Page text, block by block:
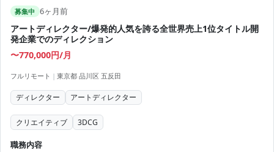
な業務に携わるチャンス ・チームプレイで新しい課題に挑める環境
募集中 6ヶ月前
アートディレクター/爆発的人気を誇る全世界売上1位タイトル開
発企業でのディレクション
〜770,000円/月
フルリモート | 東京都 品川区 五反田
ディレクター アートディレクター
クリエイティブ 3DCG
職務内容